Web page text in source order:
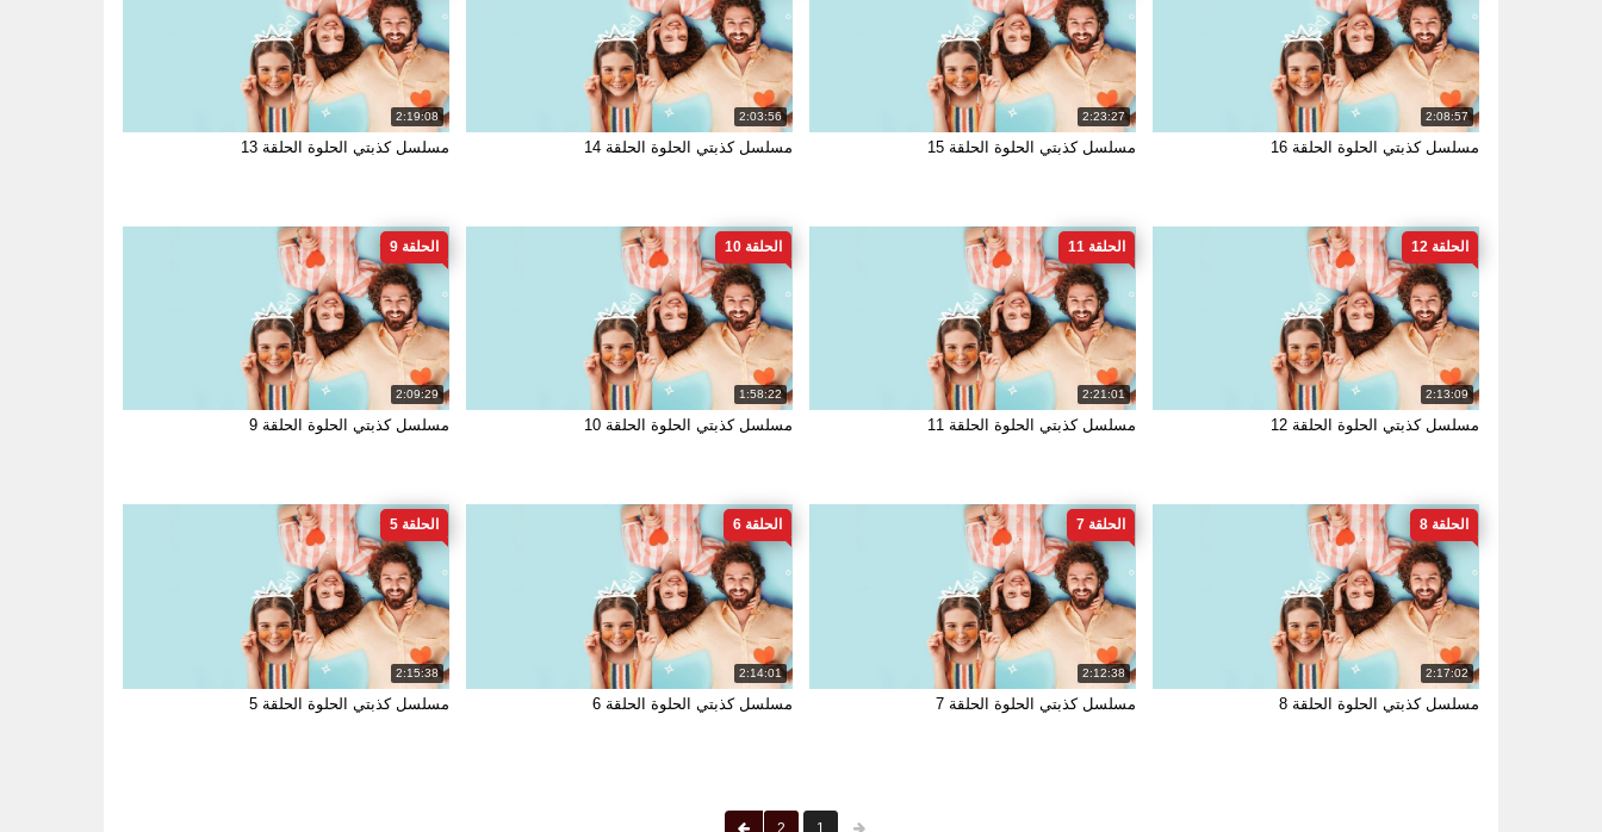
2:08:57
مسلسل كذبتي الحلوة الحلقة 16
2:23:27
مسلسل كذبتي الحلوة الحلقة 15
2:03:56
مسلسل كذبتي الحلوة الحلقة 14
2:19:08
مسلسل كذبتي الحلوة الحلقة 13
2:13:09
الحلقة 12
مسلسل كذبتي الحلوة الحلقة 12
2:21:01
الحلقة 11
مسلسل كذبتي الحلوة الحلقة 11
1:58:22
الحلقة 10
مسلسل كذبتي الحلوة الحلقة 10
2:09:29
الحلقة 9
مسلسل كذبتي الحلوة الحلقة 9
2:17:02
الحلقة 8
مسلسل كذبتي الحلوة الحلقة 8
2:12:38
الحلقة 7
مسلسل كذبتي الحلوة الحلقة 7
2:14:01
الحلقة 6
مسلسل كذبتي الحلوة الحلقة 6
2:15:38
الحلقة 5
مسلسل كذبتي الحلوة الحلقة 5
1
2